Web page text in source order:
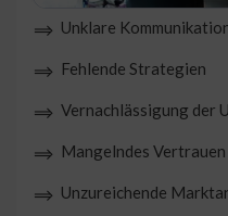
⟹ Unklare
⟹ Fehlende Strategien
⟹ Vernachlässigung der
⟹ Mangelndes Vertrauen
⟹ Unzureichende